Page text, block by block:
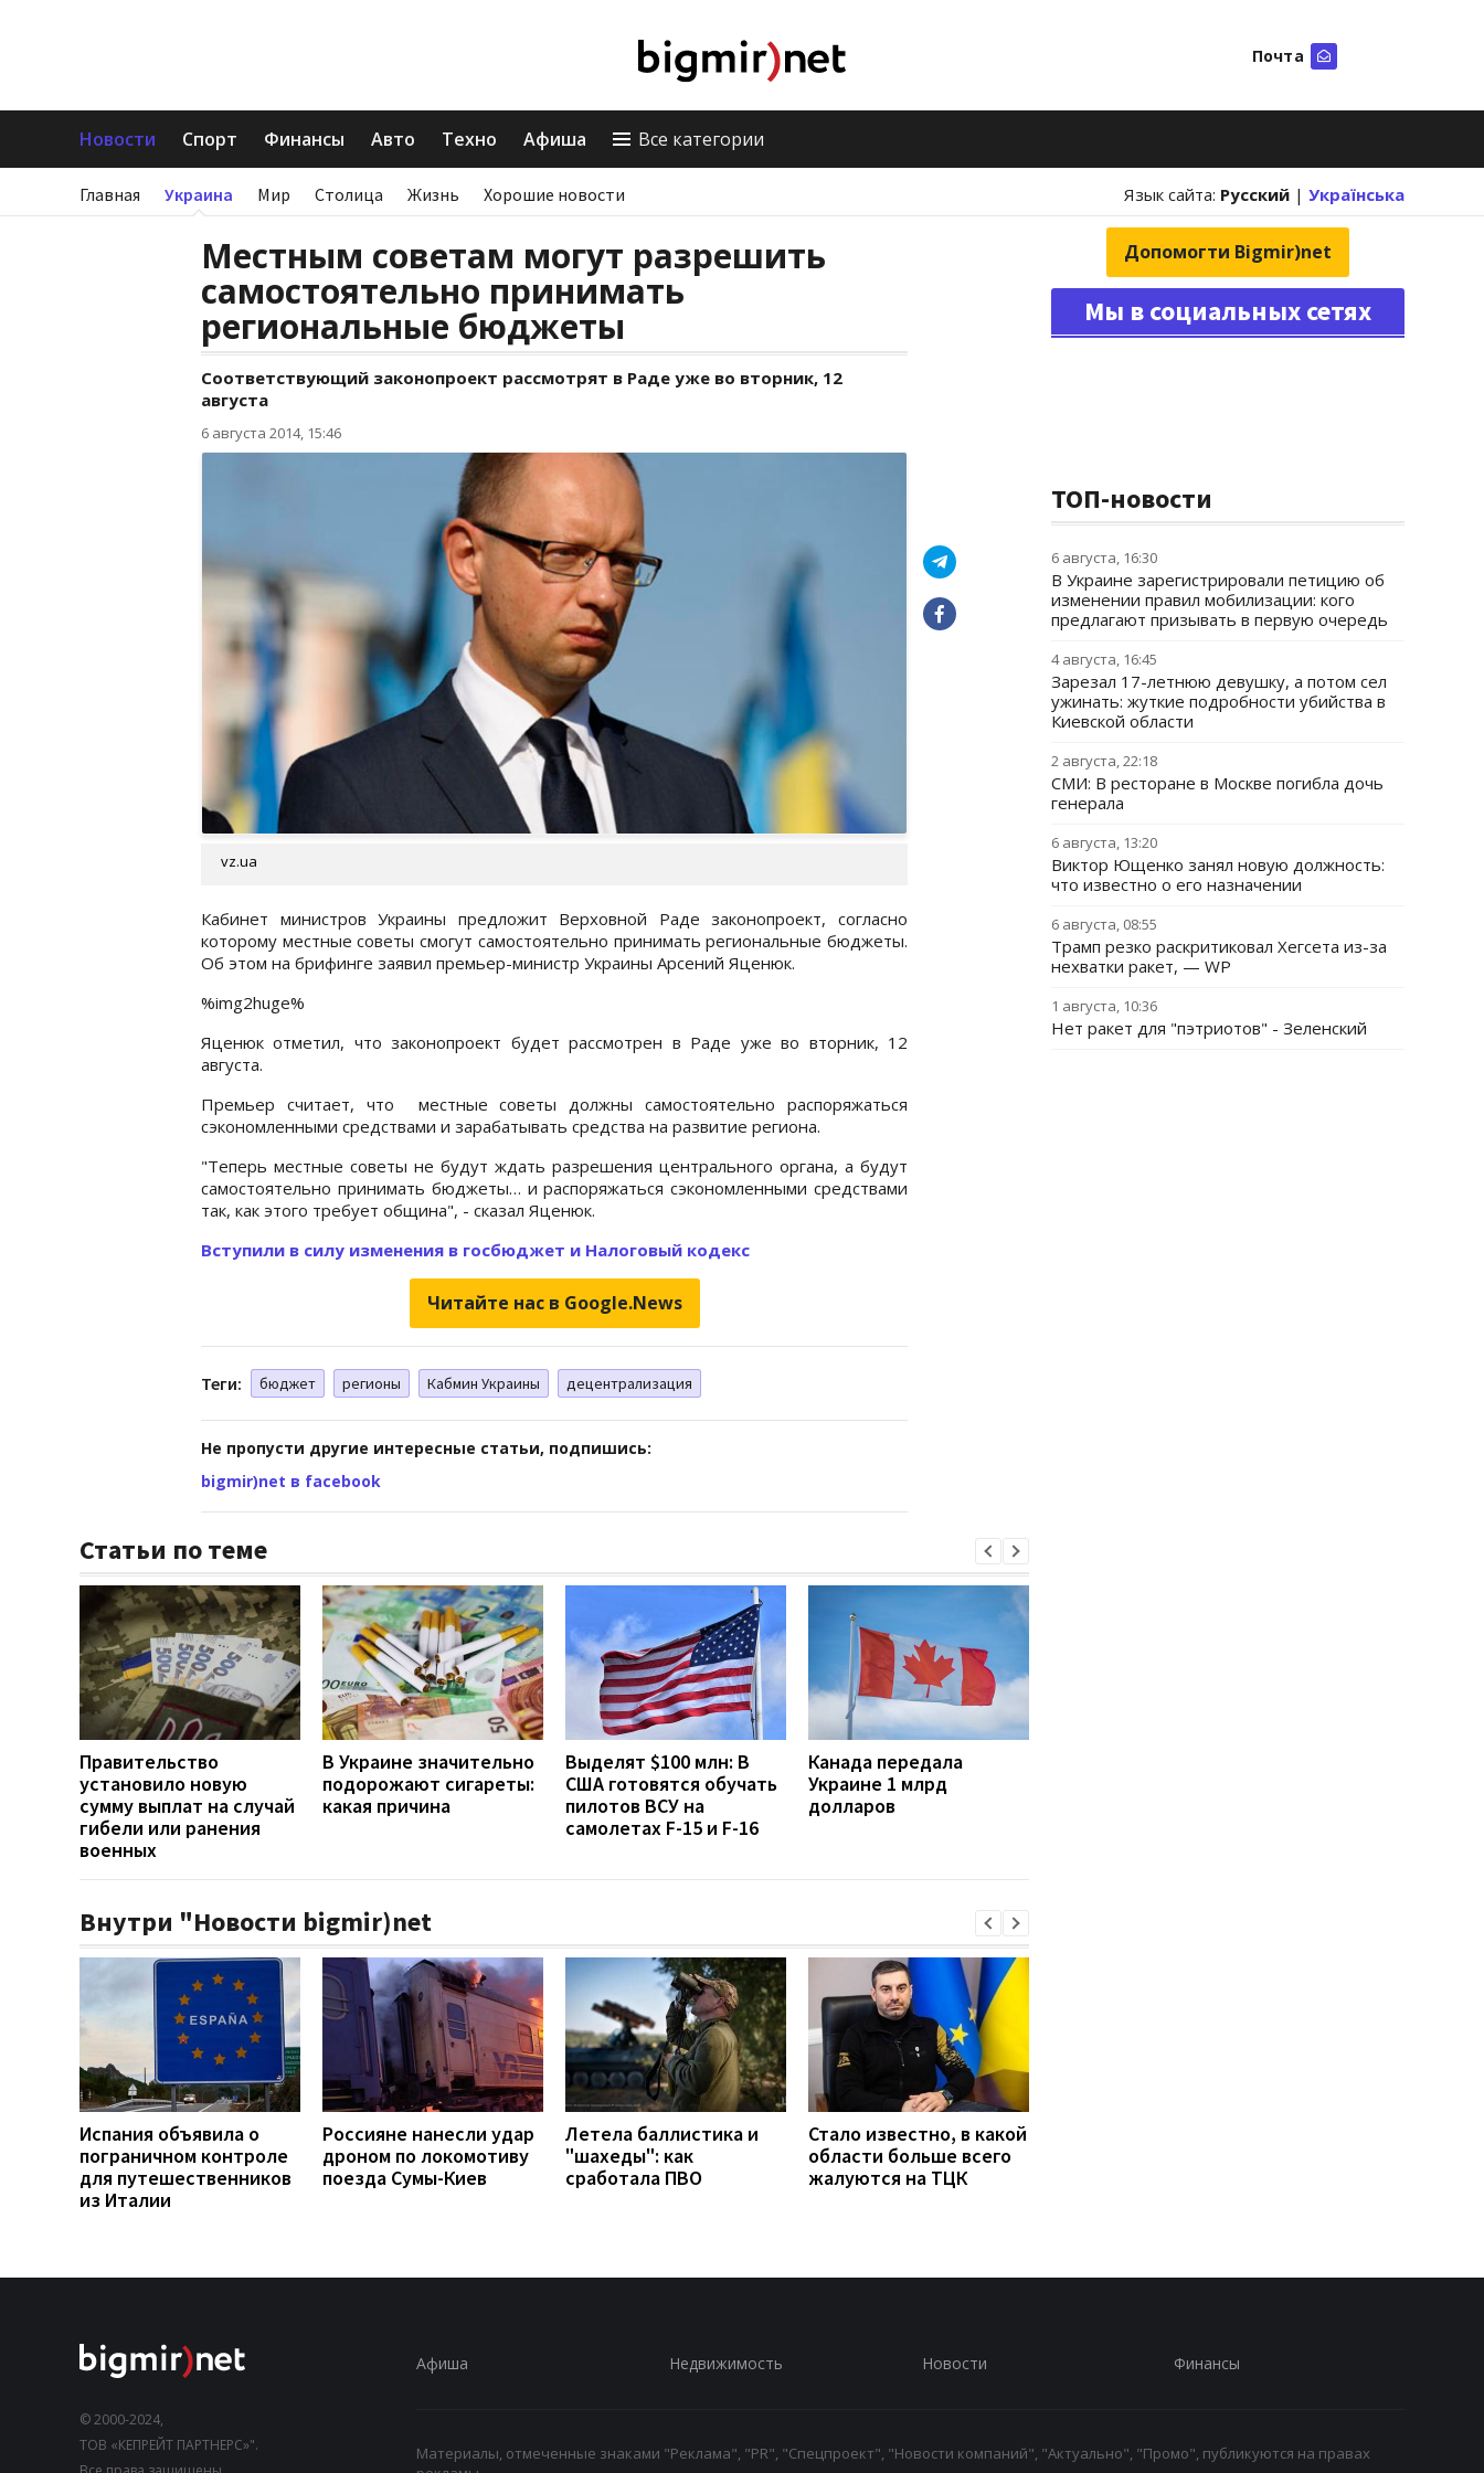
Почта
Новости Спорт Финансы Авто Техно Афиша Все категории
Главная Украина Мир Столица Жизнь Хорошие новости Язык сайта: Русский | Українська
Местным советам могут разрешить
самостоятельно принимать
региональные бюджеты
Соответствующий законопроект рассмотрят в Раде уже во вторник, 12
августа
6 августа 2014, 15:46
vz.ua
Кабинет министров Украины предложит Верховной Раде законопроект, согласно
которому местные советы смогут самостоятельно принимать региональные бюджеты.
Об этом на брифинге заявил премьер-министр Украины Арсений Яценюк.
%img2huge%
Яценюк отметил, что законопроект будет рассмотрен в Раде уже во вторник, 12
августа.
Премьер считает, что местные советы должны самостоятельно распоряжаться
сэкономленными средствами и зарабатывать средства на развитие региона.
"Теперь местные советы не будут ждать разрешения центрального органа, а будут
самостоятельно принимать бюджеты… и распоряжаться сэкономленными средствами
так, как этого требует община", - сказал Яценюк.
Вступили в силу изменения в госбюджет и Налоговый кодекс
Читайте нас в Google.News
Теги: бюджет регионы Кабмин Украины децентрализация
Не пропусти другие интересные статьи, подпишись:
bigmir)net в facebook
Статьи по теме
Правительство
установило новую
сумму выплат на случай
гибели или ранения
военных
В Украине значительно
подорожают сигареты:
какая причина
Выделят $100 млн: В
США готовятся обучать
пилотов ВСУ на
самолетах F-15 и F-16
Канада передала
Украине 1 млрд
долларов
Внутри "Новости bigmir)net
Испания объявила о
пограничном контроле
для путешественников
из Италии
Россияне нанесли удар
дроном по локомотиву
поезда Сумы-Киев
Летела баллистика и
"шахеды": как
сработала ПВО
Стало известно, в какой
области больше всего
жалуются на ТЦК
Допомогти Bigmir)net
Мы в социальных сетях
ТОП-новости
6 августа, 16:30
В Украине зарегистрировали петицию об
изменении правил мобилизации: кого
предлагают призывать в первую очередь
4 августа, 16:45
Зарезал 17-летнюю девушку, а потом сел
ужинать: жуткие подробности убийства в
Киевской области
2 августа, 22:18
СМИ: В ресторане в Москве погибла дочь
генерала
6 августа, 13:20
Виктор Ющенко занял новую должность:
что известно о его назначении
6 августа, 08:55
Трамп резко раскритиковал Хегсета из-за
нехватки ракет, — WP
1 августа, 10:36
Нет ракет для "пэтриотов" - Зеленский
© 2000-2024,
ТОВ «КЕПРЕЙТ ПАРТНЕРС»".
Афиша Недвижимость Новости Финансы
Материалы, отмеченные знаками "Реклама", "PR", "Спецпроект", "Новости компаний", "Актуально", "Промо", публикуются на правах